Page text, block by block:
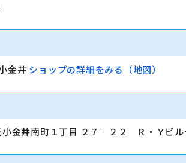
金井 ショップの詳細をみる（地図）
小金井南町１丁目 ２７‐２２ Ｒ・Ｙビル